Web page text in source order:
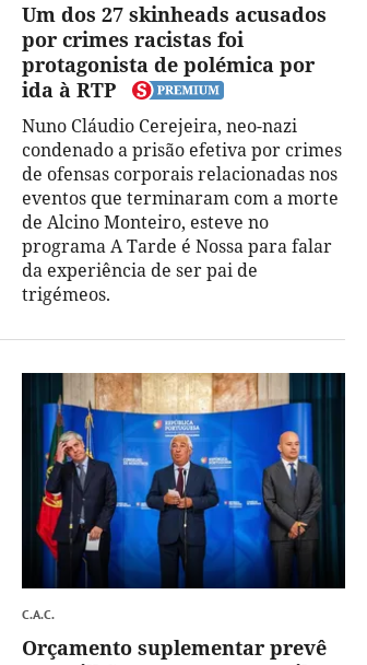
Um dos 27 skinheads acusados
por crimes racistas foi
protagonista de polémica por
ida à RTP
Nuno Cláudio Cerejeira, neo-nazi
condenado a prisão efetiva por crimes
de ofensas corporais relacionadas nos
eventos que terminaram com a morte
de Alcino Monteiro, esteve no
programa A Tarde é Nossa para falar
da experiência de ser pai de
trigémeos.
C.A.C.
Orçamento suplementar prevê